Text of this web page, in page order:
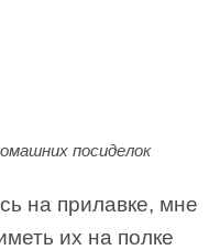
посиделок
на прилавке, мне
их на полке